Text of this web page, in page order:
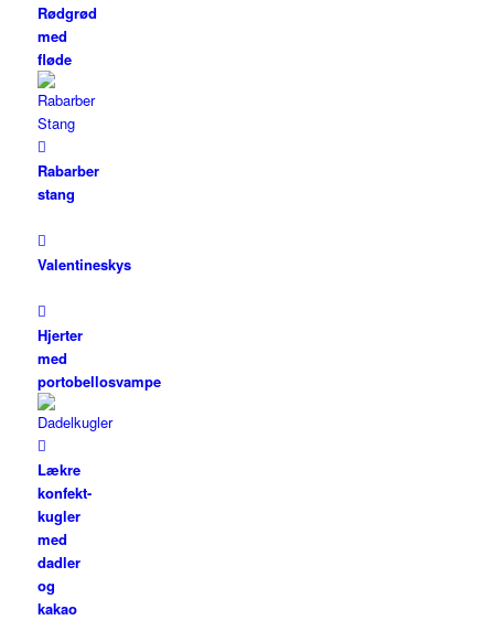
Rødgrød
med
fløde
Rabarber
stang
Valentineskys
Hjerter
med
portobellosvampe
Lækre
konfekt-
kugler
med
dadler
og
kakao